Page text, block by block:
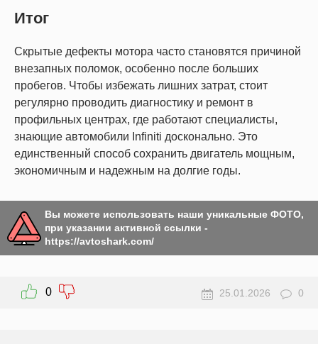
Итог
Скрытые дефекты мотора часто становятся причиной
внезапных поломок, особенно после больших
пробегов. Чтобы избежать лишних затрат, стоит
регулярно проводить диагностику и ремонт в
профильных центрах, где работают специалисты,
знающие автомобили Infiniti досконально. Это
единственный способ сохранить двигатель мощным,
экономичным и надежным на долгие годы.
Вы можете использовать наши уникальные ФОТО,
при указании активной ссылки -
https://avtoshark.com/
0 25.01.2026 0